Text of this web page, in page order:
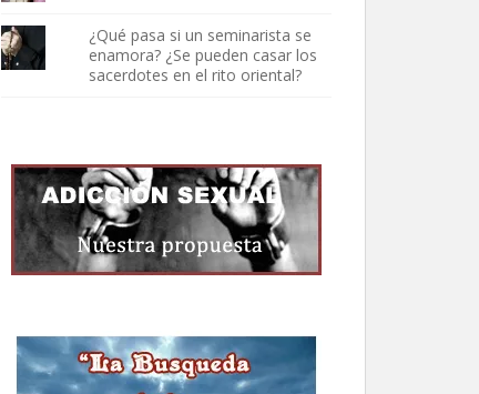
¿Qué pasa si un seminarista se
enamora? ¿Se pueden casar los
sacerdotes en el rito oriental?